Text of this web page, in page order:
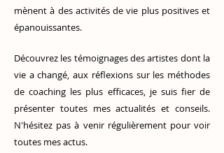
mènent à des activités de vie plus positives et
épanouissantes.
Découvrez les témoignages des artistes dont la
vie a changé, aux réflexions sur les méthodes
de coaching les plus efficaces, je suis fier de
présenter toutes mes actualités et conseils.
N'hésitez pas à venir régulièrement pour voir
toutes mes actus.